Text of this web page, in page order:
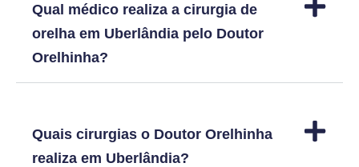
Qual médico realiza a cirurgia de
orelha em Uberlândia pelo Doutor
Orelhinha?
Quais cirurgias o Doutor Orelhinha
realiza em Uberlândia?